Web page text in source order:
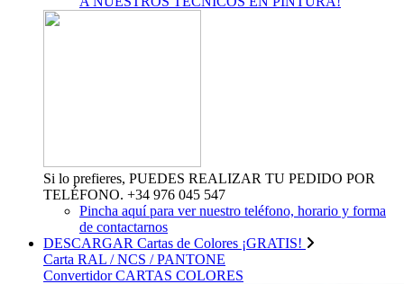
Si lo prefieres, PUEDES REALIZAR TU PEDIDO POR
TELÉFONO. +34 976 045 547
Pincha aquí para ver nuestro teléfono, horario y forma
de contactarnos
DESCARGAR Cartas de Colores ¡GRATIS!
Carta RAL / NCS / PANTONE
Convertidor CARTAS COLORES